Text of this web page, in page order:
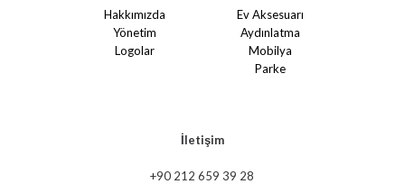
Hakkımızda
Yönetim
Logolar
Ev Aksesuarı
Aydınlatma
Mobilya
Parke
İletişim
+90 212 659 39 28